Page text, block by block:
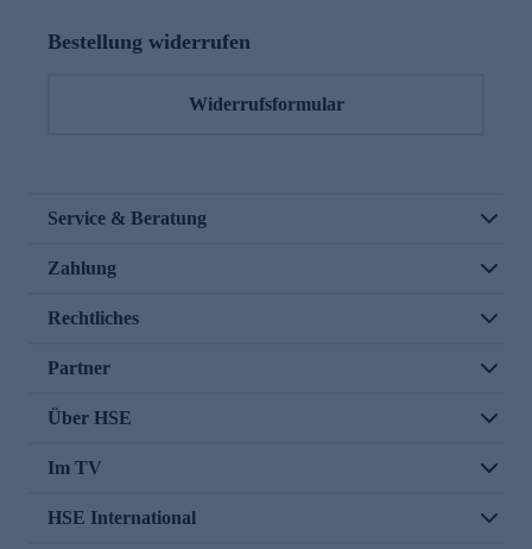
Bestellung widerrufen
Widerrufsformular
Service & Beratung
Zahlung
Rechtliches
Partner
Über HSE
Im TV
HSE International